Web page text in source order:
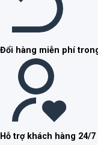
Đổi hàng miễn phí
Hỗ trợ khách hàng 24/7